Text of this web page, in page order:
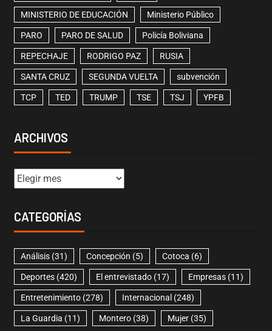
MINISTERIO DE EDUCACIÓN Ministerio Público
PARO PARO DE SALUD Policía Boliviana
REPECHAJE RODRIGO PAZ RUSIA
SANTA CRUZ SEGUNDA VUELTA subvención
TCP TED TRUMP TSE TSJ YPFB
ARCHIVOS
CATEGORÍAS
Análisis(31) Concepción (5) Cotoca (6)
Deportes(420) El entrevistado(17) Empresas(11)
Entretenimiento(278) Internacional (248)
La Guardia (11) Montero(38) Mujer(35)